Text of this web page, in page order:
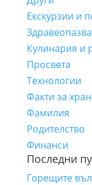
Екскурзии и
Кулинария и
Просвета
Технологии
Факти за
Фамилия
Родителство
Финанси
Последни
Горещите